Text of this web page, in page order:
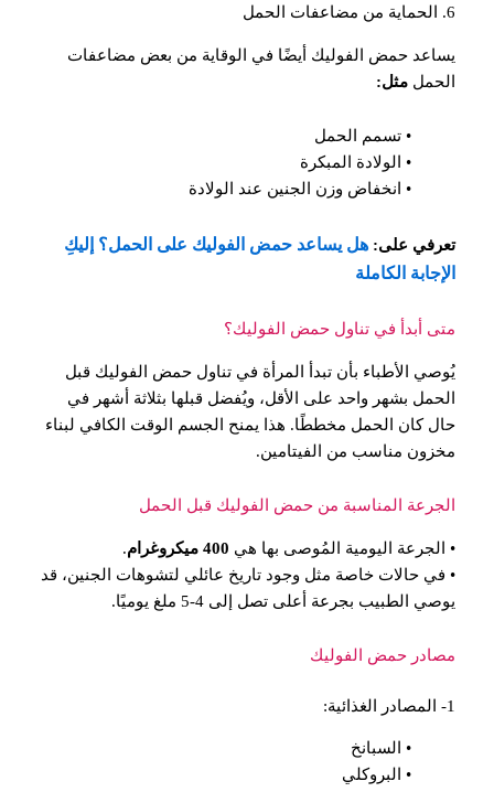
6. الحماية من مضاعفات الحمل
يساعد حمض الفوليك أيضًا في الوقاية من بعض مضاعفات
الحمل مثل:
• تسمم الحمل
• الولادة المبكرة
• انخفاض وزن الجنين عند الولادة
تعرفي على: هل يساعد حمض الفوليك على الحمل؟ إليكِ
الإجابة الكاملة
متى أبدأ في تناول حمض الفوليك؟
يُوصي الأطباء بأن تبدأ المرأة في تناول حمض الفوليك قبل
الحمل بشهر واحد على الأقل، ويُفضل قبلها بثلاثة أشهر في
حال كان الحمل مخططًا. هذا يمنح الجسم الوقت الكافي لبناء
مخزون مناسب من الفيتامين.
الجرعة المناسبة من حمض الفوليك قبل الحمل
• الجرعة اليومية المُوصى بها هي 400 ميكروغرام
.
• في حالات خاصة مثل وجود تاريخ عائلي لتشوهات الجنين، قد
يوصي الطبيب بجرعة أعلى تصل إلى 4-5 ملغ يوميًا.
مصادر حمض الفوليك
1- المصادر الغذائية:
• السبانخ
• البروكلي